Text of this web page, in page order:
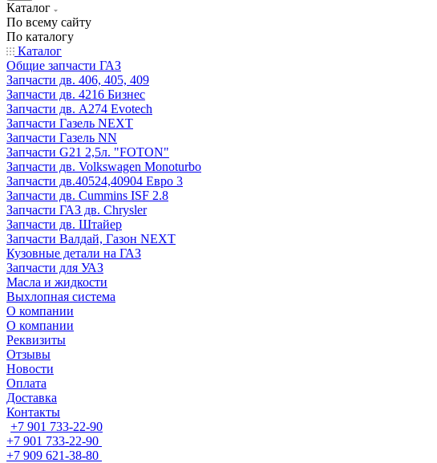
Каталог
По всему сайту
По каталогу
Каталог
Общие запчасти ГАЗ
Запчасти дв. 406, 405, 409
Запчасти дв. 4216 Бизнес
Запчасти дв. A274 Evotech
Запчасти Газель NEXT
Запчасти Газель NN
Запчасти G21 2,5л. "FOTON"
Запчасти дв. Volkswagen Monoturbo
Запчасти дв.40524,40904 Евро 3
Запчасти дв. Cummins ISF 2.8
Запчасти ГАЗ дв. Chrysler
Запчасти дв. Штайер
Запчасти Валдай, Газон NEXT
Кузовные детали на ГАЗ
Запчасти для УАЗ
Масла и жидкости
Выхлопная система
О компании
О компании
Реквизиты
Отзывы
Новости
Оплата
Доставка
Контакты
+7 901 733-22-90
+7 901 733-22-90
+7 909 621-38-80